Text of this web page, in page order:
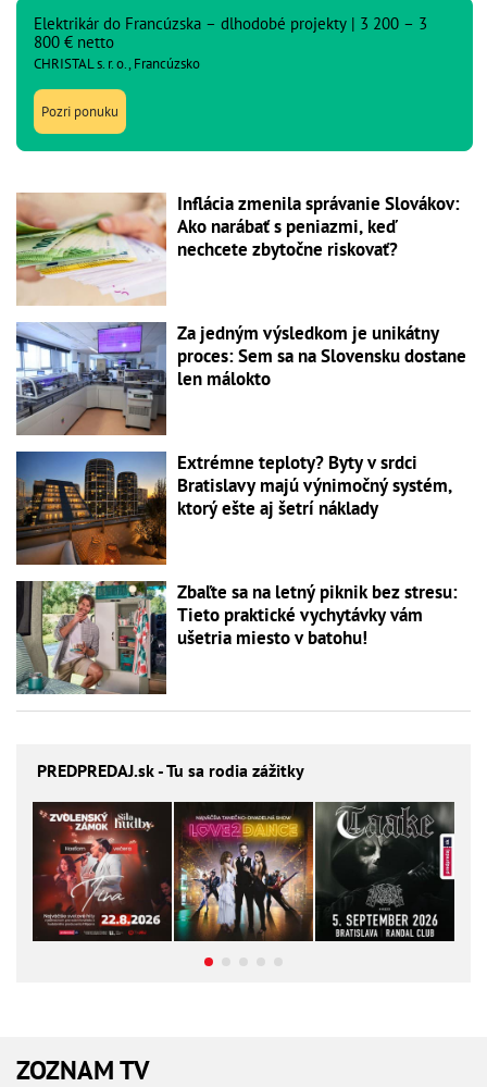
Elektrikár do Francúzska – dlhodobé projekty | 3 200 – 3
800 € netto
CHRISTAL s. r. o., Francúzsko
Pozri ponuku
Inflácia zmenila správanie Slovákov:
Ako narábať s peniazmi, keď
nechcete zbytočne riskovať?
Za jedným výsledkom je unikátny
proces: Sem sa na Slovensku dostane
len málokto
Extrémne teploty? Byty v srdci
Bratislavy majú výnimočný systém,
ktorý ešte aj šetrí náklady
Zbaľte sa na letný piknik bez stresu:
Tieto praktické vychytávky vám
ušetria miesto v batohu!
PREDPREDAJ.sk - Tu sa rodia zážitky
ZOZNAM TV